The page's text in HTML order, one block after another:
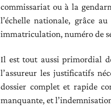
commissariat ou à la
l’échelle nationale, grâce
immatriculation, numéro de
Il est tout aussi primordial
l’assureur les justificatifs
dossier complet et rapide
manquante, et